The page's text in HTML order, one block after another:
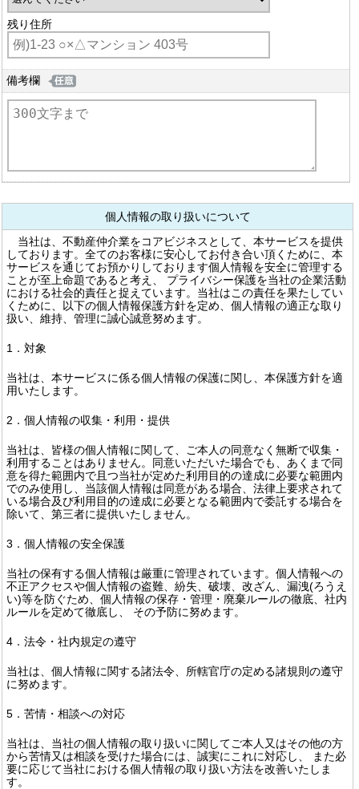
残り住所
備考欄
個人情報の取り扱いについて
当社は、不動産仲介業をコアビジネスとして、本サービスを提供
しております。全てのお客様に安心してお付き合い頂くために、本
サービスを通じてお預かりしております個人情報を安全に管理する
ことが至上命題であると考え、 プライバシー保護を当社の企業活動
における社会的責任と捉えています。当社はこの責任を果たしてい
くために、以下の個人情報保護方針を定め、個人情報の適正な取り
扱い、維持、管理に誠心誠意努めます。
1．対象
当社は、本サービスに係る個人情報の保護に関し、本保護方針を適
用いたします。
2．個人情報の収集・利用・提供
当社は、皆様の個人情報に関して、ご本人の同意なく無断で収集・
利用することはありません。同意いただいた場合でも、あくまで同
意を得た範囲内で且つ当社が定めた利用目的の達成に必要な範囲内
でのみ使用し、当該個人情報は同意がある場合、法律上要求されて
いる場合及び利用目的の達成に必要となる範囲内で委託する場合を
除いて、第三者に提供いたしません。
3．個人情報の安全保護
当社の保有する個人情報は厳重に管理されています。個人情報への
不正アクセスや個人情報の盗難、紛失、破壊、改ざん、漏洩(ろうえ
い)等を防ぐため、個人情報の保存・管理・廃棄ルールの徹底、社内
ルールを定めて徹底し、 その予防に努めます。
4．法令・社内規定の遵守
当社は、個人情報に関する諸法令、所轄官庁の定める諸規則の遵守
に努めます。
5．苦情・相談への対応
当社は、当社の個人情報の取り扱いに関してご本人又はその他の方
から苦情又は相談を受けた場合には、誠実にこれに対応し、 また必
要に応じて当社における個人情報の取り扱い方法を改善いたしま
す。